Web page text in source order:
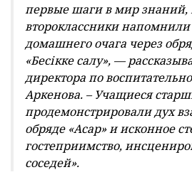
первые шаги в мир знаний,
второклассники напомнили
домашнего очага через
«Бесікке салу», —
директора по
Аркенова. – Учащиеся
продемонстрировали дух
обряде «Асар» и исконное
гостеприимство,
соседей».